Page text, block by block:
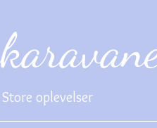
oplevelser